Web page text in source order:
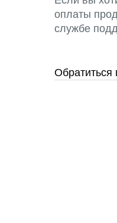
оплаты
службе
Обратиться